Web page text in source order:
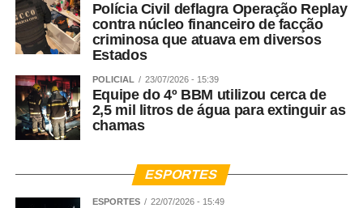
Polícia Civil deflagra Operação Replay
contra núcleo financeiro de facção
criminosa que atuava em diversos
Estados
POLICIAL 23/07/2026 - 15:39
Equipe do 4º BBM utilizou cerca de
2,5 mil litros de água para extinguir as
chamas
ESPORTES
ESPORTES 22/07/2026 - 15:49